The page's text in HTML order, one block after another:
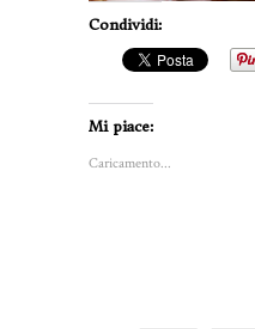
Condividi:
Mi piace:
Caricamento...